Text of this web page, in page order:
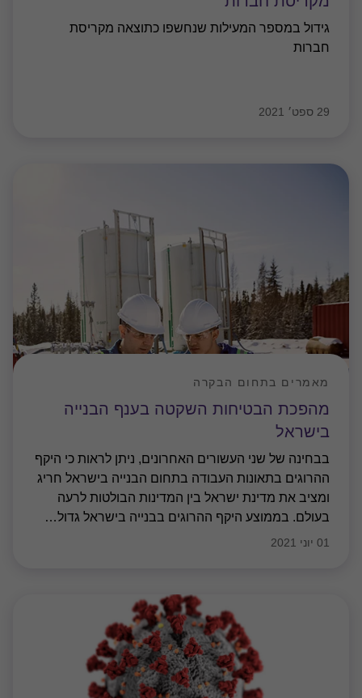
גידול במספר המעילות שנחשפו כתוצאה מקריסת
חברות
29 ספט׳ 2021
מהפכת הבטיחות השקטה בענף הבנייה
בישראל
מאמרים בתחום הבקרה
בבחינה של שני העשורים האחרונים, ניתן לראות כי היקף
ההרוגים בתאונות העבודה בתחום הבנייה בישראל חריג
ומציב את מדינת ישראל בין המדינות הבולטות לרעה
בעולם. בממוצע היקף ההרוגים בבנייה בישראל גדול…
01 יוני 2021